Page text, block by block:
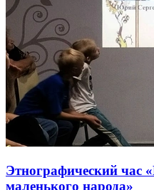
Этнографический час
маленького народа»